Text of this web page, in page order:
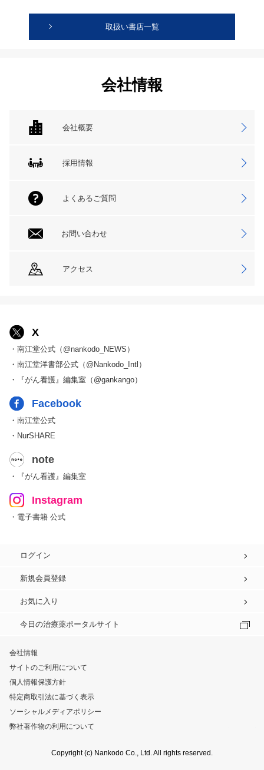
取扱い書店一覧
会社情報
会社概要
採用情報
よくあるご質問
お問い合わせ
アクセス
X
・南江堂公式（@nankodo_NEWS）
・南江堂洋書部公式（@Nankodo_Intl）
・『がん看護』編集室（@gankango）
Facebook
・南江堂公式
・NurSHARE
note
・『がん看護』編集室
Instagram
・電子書籍 公式
ログイン
新規会員登録
お気に入り
今日の治療薬ポータルサイト
会社情報
サイトのご利用について
個人情報保護方針
特定商取引法に基づく表示
ソーシャルメディアポリシー
弊社著作物の利用について
Copyright (c) Nankodo Co., Ltd. All rights reserved.